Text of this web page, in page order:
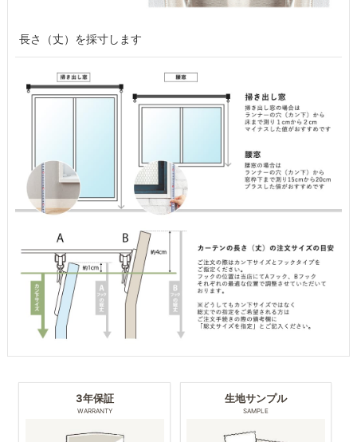
長さ（丈）を採寸します
3年保証
WARRANTY
生地サンプル
SAMPLE